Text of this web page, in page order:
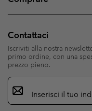
Contattaci
Iscriviti alla nostra
primo ordine, con una
prezzo pieno.
Iscrizione
e-
mail